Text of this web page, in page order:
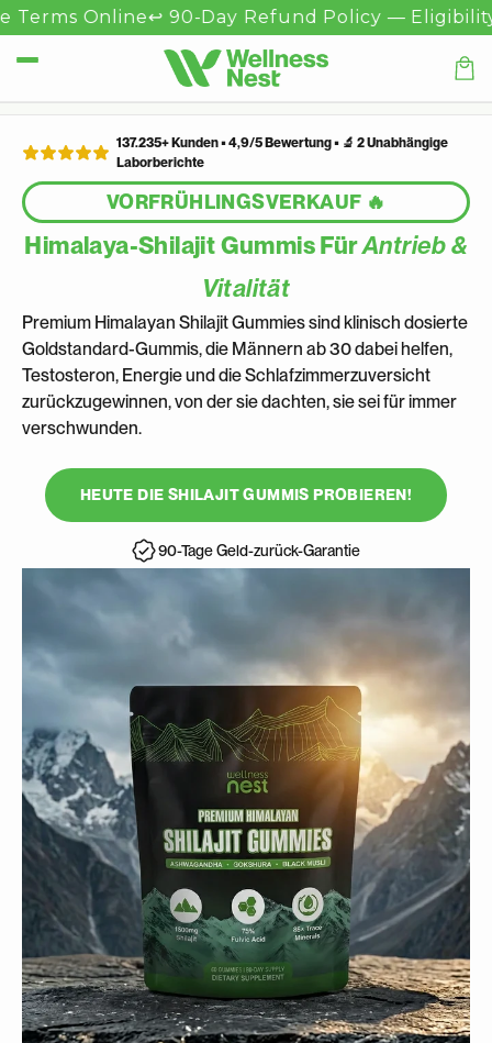
zum
↩️ 90-Day Refund Policy — Eligibility Applies
137.235+ Kunden • 4,9/5 Bewertung • 🔬 2 Unabhängige
Laborberichte
VORFRÜHLINGSVERKAUF 🔥
Himalaya-Shilajit Gummis FürAntrieb &
Vitalität
Premium Himalayan Shilajit Gummies sind klinisch dosierte
Goldstandard-Gummis, die Männern ab 30 dabei helfen,
Testosteron, Energie und die Schlafzimmerzuversicht
zurückzugewinnen, von der sie dachten, sie sei für immer
verschwunden.
HEUTE DIE SHILAJIT GUMMIS PROBIEREN!
90-Tage Geld-zurück-Garantie